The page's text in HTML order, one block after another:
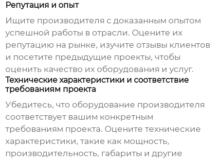
Репутация и опыт
Ищите производителя с доказанным опытом
успешной работы в отрасли. Оцените их
репутацию на рынке, изучите отзывы клиентов
и посетите предыдущие проекты, чтобы
оценить качество их оборудования и услуг.
Технические характеристики и соответствие
требованиям проекта
Убедитесь, что оборудование производителя
соответствует вашим конкретным
требованиям проекта. Оцените технические
характеристики, такие как мощность,
производительность, габариты и другие